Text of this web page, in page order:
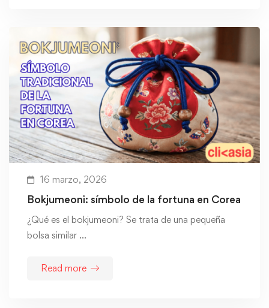
16 marzo, 2026
Bokjumeoni: símbolo de la fortuna en Corea
¿Qué es el bokjumeoni? Se trata de una pequeña
bolsa similar …
Read more